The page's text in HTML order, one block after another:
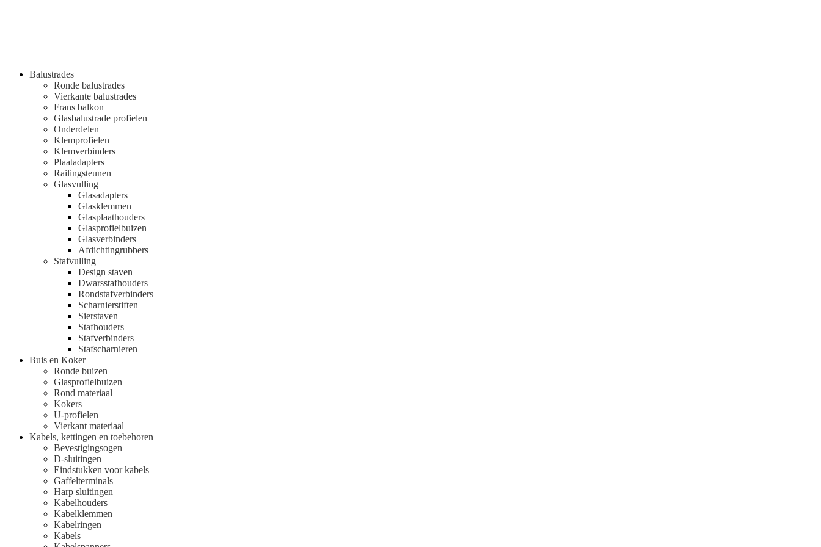
Balustrades
Ronde balustrades
Vierkante balustrades
Frans balkon
Glasbalustrade profielen
Onderdelen
Klemprofielen
Klemverbinders
Plaatadapters
Railingsteunen
Glasvulling
Glasadapters
Glasklemmen
Glasplaathouders
Glasprofielbuizen
Glasverbinders
Afdichtingrubbers
Stafvulling
Design staven
Dwarsstafhouders
Rondstafverbinders
Scharnierstiften
Sierstaven
Stafhouders
Stafverbinders
Stafscharnieren
Buis en Koker
Ronde buizen
Glasprofielbuizen
Rond materiaal
Kokers
U-profielen
Vierkant materiaal
Kabels, kettingen en toebehoren
Bevestigingsogen
D-sluitingen
Eindstukken voor kabels
Gaffelterminals
Harp sluitingen
Kabelhouders
Kabelklemmen
Kabelringen
Kabels